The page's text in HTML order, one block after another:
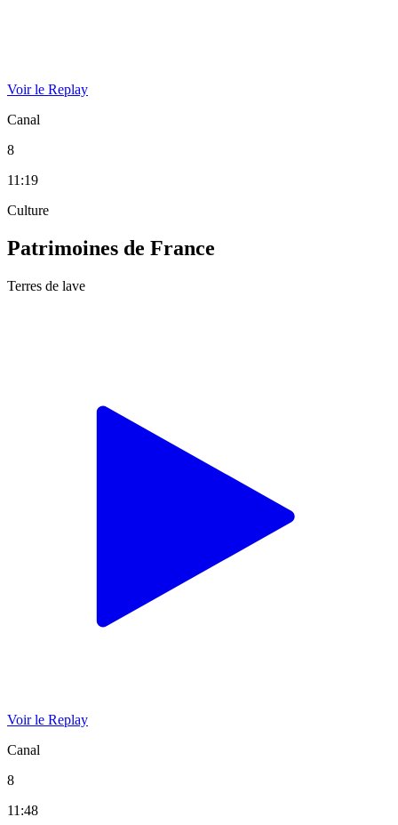
Voir le Replay
Canal
8
11:19
Culture
Patrimoines de France
Terres de lave
Voir le Replay
Canal
8
11:48